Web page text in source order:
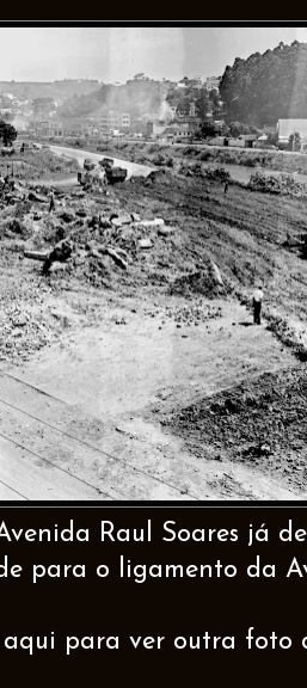
Raul Soares já
para o ligamento da
para ver outra foto